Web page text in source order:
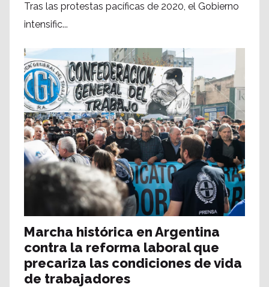
Tras las protestas pacíficas de 2020, el Gobierno
intensific...
Marcha histórica en Argentina
contra la reforma laboral que
precariza las condiciones de vida
de trabajadores